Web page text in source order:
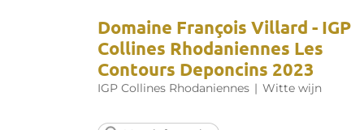
Domaine François Villard - IGP
Collines Rhodaniennes Les
Contours Deponcins 2023
IGP Collines Rhodaniennes | Witte wijn